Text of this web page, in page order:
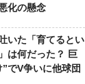
化の懸念
いた「育てるとい
は何だった？ 巨
”でV争いに他球団